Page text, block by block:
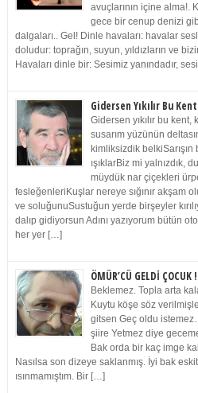
avuçlarının içine alma!.
gece bir cenup denizi
dalgaları.. Gel! Dinle havaları: havalar
doludur: toprağın, suyun, yıldızların ve
Havaları dinle bir: Sesimiz yanındadır,
Gidersen Yıkılır Bu
Gidersen yıkılır bu
susarım yüzünün
kimliksizdik belkiSarışın
ışıklarBiz mi yalnızdık,
müydük nar çiçekleri
fesleğenleriKuşlar nereye sığınır akşam
ve soluğunuSustuğun yerde birşeyler
dalıp gidiyorsun Adını yazıyorum bütün
her yer […]
ÖMÜR’CÜ GELDİ
Beklemez. Topla arta
Kuytu köşe söz
gitsen Geç oldu
şiire Yetmez diye
Bak orda bir kaç imge
Nasılsa son dizeye saklanmış. İyi bak
ısınmamıştım. Bir […]